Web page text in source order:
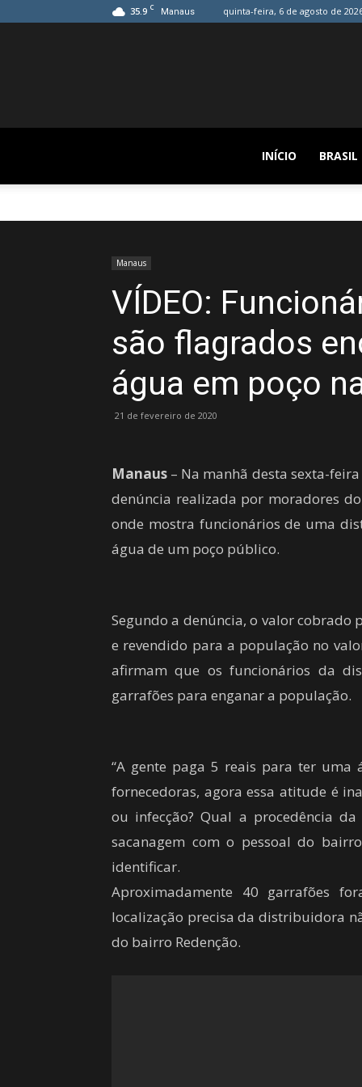
35.9 C Manaus quinta-feira, 6 de agosto de
INÍCIO BRASIL
Manaus
VÍDEO:
são flagrados
água em poço
21 de fevereiro de 2020
Manaus – Na manhã desta sexta-
denúncia realizada por moradores
onde mostra funcionários de uma
água de um poço público.
Segundo a denúncia, o valor cobrado
e revendido para a população no
afirmam que os funcionários da
garrafões para enganar a população.
“A gente paga 5 reais para ter
fornecedoras, agora essa atitude é
ou infecção? Qual a procedência
sacanagem com o pessoal do
identificar.
Aproximadamente 40 garrafões
localização precisa da distribuidora
do bairro Redenção.